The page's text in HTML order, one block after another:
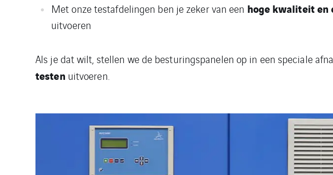
Met onze testafdelingen ben je zeker van een hoge kwaliteit en
uitvoeren
Als je dat wilt, stellen we de besturingspanelen op in een speciale
testen uitvoeren.